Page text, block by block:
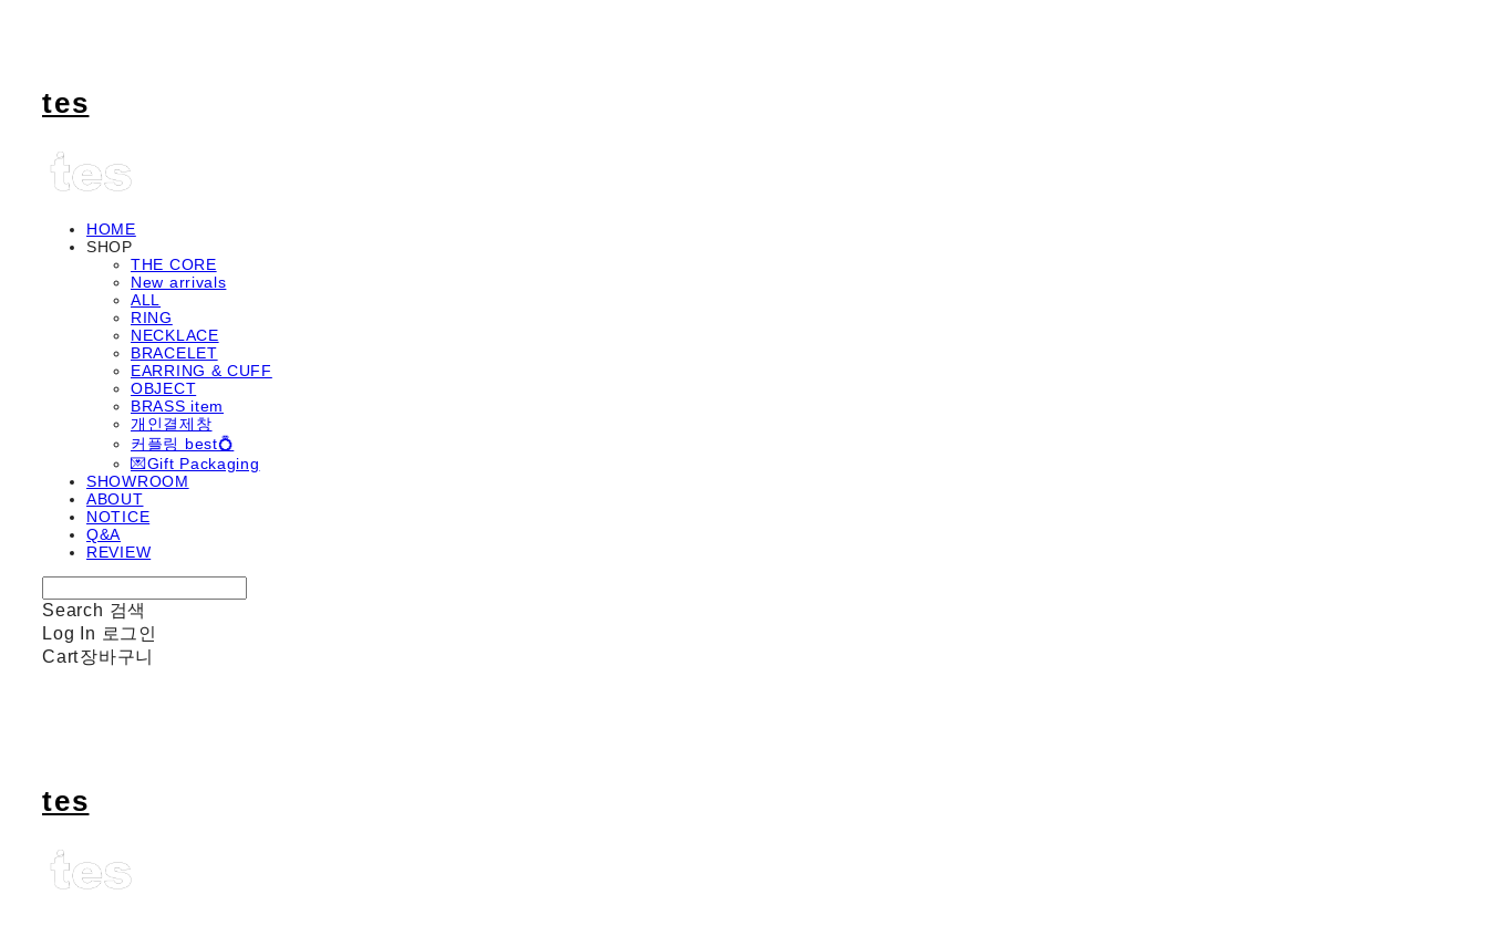
tes
HOME
SHOP
THE CORE
New arrivals
ALL
RING
NECKLACE
BRACELET
EARRING & CUFF
OBJECT
BRASS item
개인결제창
커플링 best💍
💌Gift Packaging
SHOWROOM
ABOUT
NOTICE
Q&A
REVIEW
Search 검색
Log In 로그인
Cart장바구니
tes